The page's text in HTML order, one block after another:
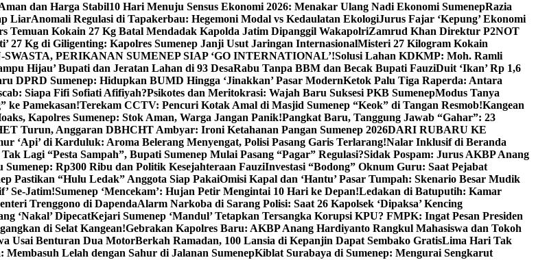
dan Harga Stabil10 Hari Menuju Sensus Ekonomi 2026: Menakar Ulang Nadi Ekonomi SumenepRazia
LiarAnomali Regulasi di Tapakerbau: Hegemoni Modal vs Kedaulatan EkologiJurus Fajar ‘Kepung’ Ekonomi
Temuan Kokain 27 Kg Batal Mendadak Kapolda Jatim Dipanggil WakapolriZamrud Khan Direktur P2NOT
27 Kg di Giligenting: Kapolres Sumenep Janji Usut Jaringan InternasionalMisteri 27 Kilogram Kokain
PERIKANAN SUMENEP SIAP ‘GO INTERNATIONAL’!Solusi Lahan KDKMP: Moh. Ramli
Hijau’ Bupati dan Jeratan Lahan di 93 DesaRabu Tanpa BBM dan Becak Bupati FauziDuit ‘Ikan’ Rp 1,6
DPRD Sumenep: Hidupkan BUMD Hingga ‘Jinakkan’ Pasar ModernKetok Palu Tiga Raperda: Antara
Siapa Fifi Sofiati Afifiyah?Psikotes dan Meritokrasi: Wajah Baru Suksesi PKB SumenepModus Tanya
ke Pamekasan!Terekam CCTV: Pencuri Kotak Amal di Masjid Sumenep “Keok” di Tangan Resmob!Kangean
Kapolres Sumenep: Stok Aman, Warga Jangan Panik!Pangkat Baru, Tanggung Jawab “Gahar”: 23
Turun, Anggaran DBHCHT Ambyar: Ironi Ketahanan Pangan Sumenep 2026DARI RUBARU KE
‘Api’ di Karduluk: Aroma Belerang Menyengat, Polisi Pasang Garis Terlarang!Nalar Inklusif di Beranda
Lagi “Pesta Sampah”, Bupati Sumenep Mulai Pasang “Pagar” Regulasi?Sidak Pospam: Jurus AKBP Anang
Rp300 Ribu dan Politik Kesejahteraan FauziInvestasi “Bodong” Oknum Guru: Saat Pejabat
Pastikan “Hulu Ledak” Anggota Siap PakaiOmisi Kapal dan ‘Hantu’ Pasar Tumpah: Skenario Besar Mudik
Se-Jatim!Sumenep ‘Mencekam’: Hujan Petir Mengintai 10 Hari ke Depan!Ledakan di Batuputih: Kamar
Trenggono di DapendaAlarm Narkoba di Sarang Polisi: Saat 26 Kapolsek ‘Dipaksa’ Kencing
‘Nakal’ DipecatKejari Sumenep ‘Mandul’ Tetapkan Tersangka Korupsi KPU? FMPK: Ingat Pesan Presiden
di Selat Kangean!Gebrakan Kapolres Baru: AKBP Anang Hardiyanto Rangkul Mahasiswa dan Tokoh
Usai Benturan Dua MotorBerkah Ramadan, 100 Lansia di Kepanjin Dapat Sembako GratisLima Hari Tak
Membasuh Lelah dengan Sahur di Jalanan SumenepKiblat Surabaya di Sumenep: Mengurai Sengkarut